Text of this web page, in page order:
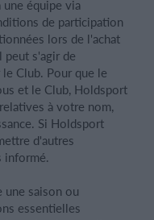
équipe via
de participation
lors de l'achat
peut s'agir de
Club. Pour que le
et le Club, Holdsport
à votre nom,
Si Holdsport
d'autres
informé.
une saison ou
essentielles